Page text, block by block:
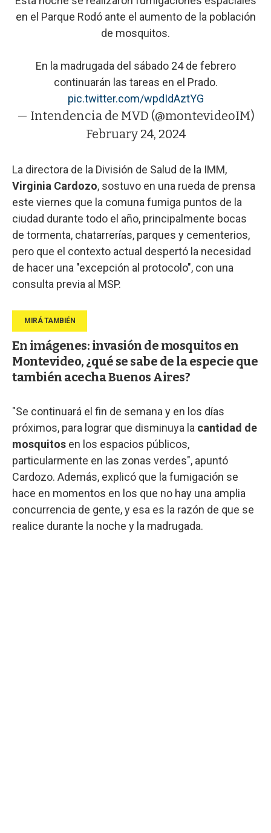
en el Parque Rodó ante el aumento de la población
de mosquitos.
En la madrugada del sábado 24 de febrero
continuarán las tareas en el Prado.
pic.twitter.com/wpdIdAztYG
— Intendencia de MVD (@montevideoIM)
February 24, 2024
La directora de la División de Salud de la IMM,
Virginia Cardozo, sostuvo en una rueda de prensa
este viernes que la comuna fumiga puntos de la
ciudad durante todo el año, principalmente bocas
de tormenta, chatarrerías, parques y cementerios,
pero que el contexto actual despertó la necesidad
de hacer una "excepción al protocolo", con una
consulta previa al MSP.
En imágenes: invasión de mosquitos en
Montevideo, ¿qué se sabe de la especie que
también acecha Buenos Aires?
"Se continuará el fin de semana y en los días
próximos, para lograr que disminuya la cantidad de
mosquitos en los espacios públicos,
particularmente en las zonas verdes", apuntó
Cardozo. Además, explicó que la fumigación se
hace en momentos en los que no hay una amplia
concurrencia de gente, y esa es la razón de que se
realice durante la noche y la madrugada.